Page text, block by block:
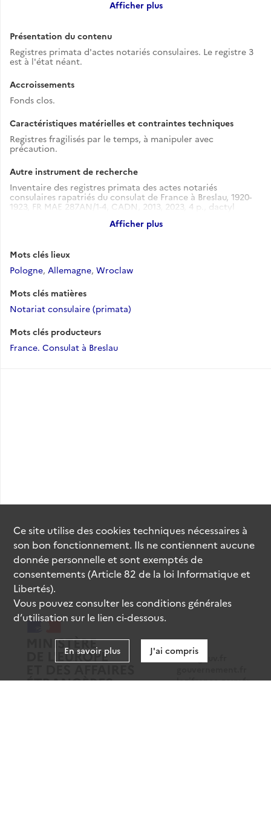
de l'ambassade de France à Berlin (83PO/4).
Afficher plus
Présentation du contenu
Registres primata d'actes notariés consulaires. Le registre 3
est à l'état néant.
Accroissements
Fonds clos.
Caractéristiques matérielles et contraintes techniques
Registres fragilisés par le temps, à manipuler avec
précaution.
Autre instrument de recherche
Inventaire des registres primata des actes notariés
consulaires rapatriés du consulat de France à Breslau, 1920-
1923, FR MAE 287AN/1-4, CADN, 2013, 2023, 4 p., dactyl
Afficher plus
Mots clés lieux
Pologne, Allemagne, Wroclaw
Mots clés matières
Notariat consulaire (primata)
Mots clés producteurs
France. Consulat à Breslau
data.gouv.fr
legifrance.gouv.fr
Ce site utilise descookiestechniques nécessaires à
son bon fonctionnement. Ils ne contiennent aucune
donnée personnelle et sont exemptés de
consentements (Article 82 de la loi Informatique et
Libertés).
Vous pouvez consulter les conditions générales
d’utilisation sur le lien ci-dessous.
En savoir plus J'ai compris